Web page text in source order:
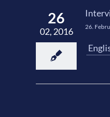
26
02, 2016 26.